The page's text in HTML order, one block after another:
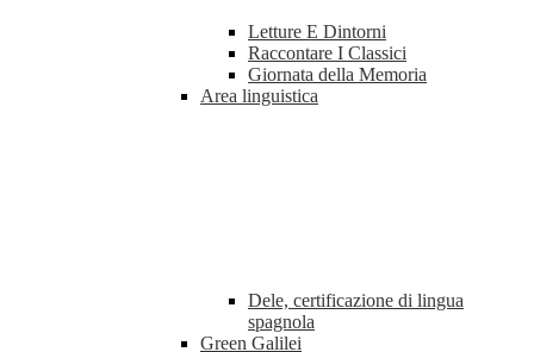
Letture E Dintorni
Raccontare I Classici
Giornata della Memoria
Area linguistica
Dele, certificazione di lingua
spagnola
Green Galilei